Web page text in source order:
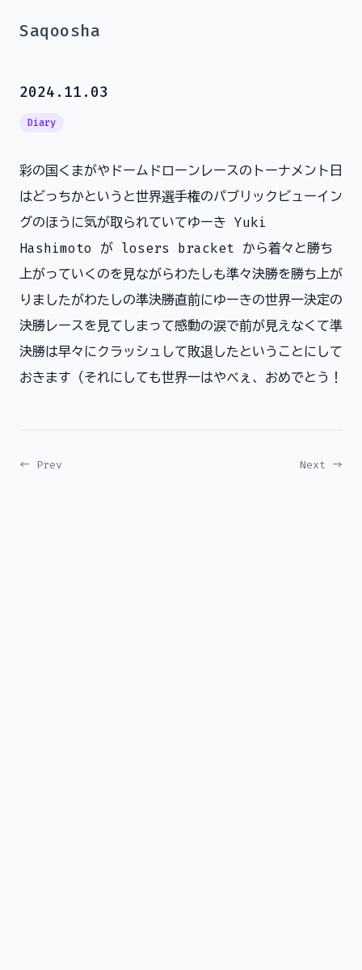
Saqoosha
2024.11.03
Diary
彩の国くまがやドームドローンレースのトーナメント日
はどっちかというと世界選手権のパブリックビューイン
グのほうに気が取られていてゆーき Yuki
Hashimoto が losers bracket から着々と勝ち
上がっていくのを見ながらわたしも準々決勝を勝ち上が
りましたがわたしの準決勝直前にゆーきの世界一決定の
決勝レースを見てしまって感動の涙で前が見えなくて準
決勝は早々にクラッシュして敗退したということにして
おきます（それにしても世界一はやべぇ、おめでとう！
← Prev Next →